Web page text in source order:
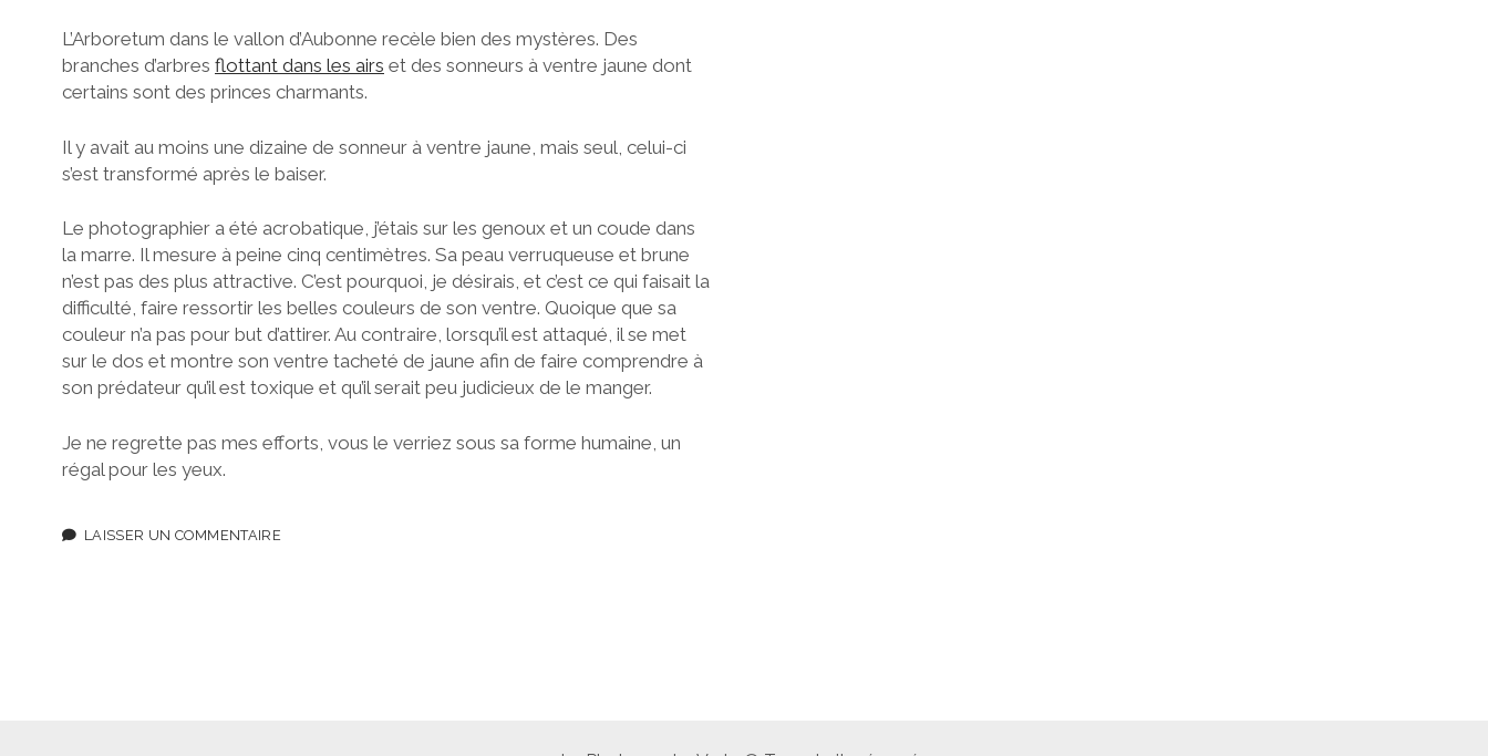
L’Arboretum dans le vallon d’Aubonne recèle bien des mystères. Des
branches d’arbres flottant dans les airs et des sonneurs à ventre jaune dont
certains sont des princes charmants.
Il y avait au moins une dizaine de sonneur à ventre jaune, mais seul, celui-ci
s’est transformé après le baiser.
Le photographier a été acrobatique, j’étais sur les genoux et un coude dans
la marre. Il mesure à peine cinq centimètres. Sa peau verruqueuse et brune
n’est pas des plus attractive. C’est pourquoi, je désirais, et c’est ce qui faisait la
difficulté, faire ressortir les belles couleurs de son ventre. Quoique que sa
couleur n’a pas pour but d’attirer. Au contraire, lorsqu’il est attaqué, il se met
sur le dos et montre son ventre tacheté de jaune afin de faire comprendre à
son prédateur qu’il est toxique et qu’il serait peu judicieux de le manger.
Je ne regrette pas mes efforts, vous le verriez sous sa forme humaine, un
régal pour les yeux.
LAISSER UN COMMENTAIRE